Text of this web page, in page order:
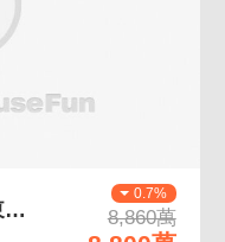
0.7%
8,860萬
正南京東路金店面 正南京東路四段、連鎖承租方